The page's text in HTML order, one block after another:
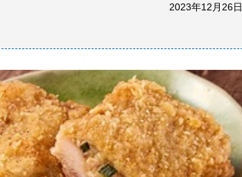
2023年12月26日